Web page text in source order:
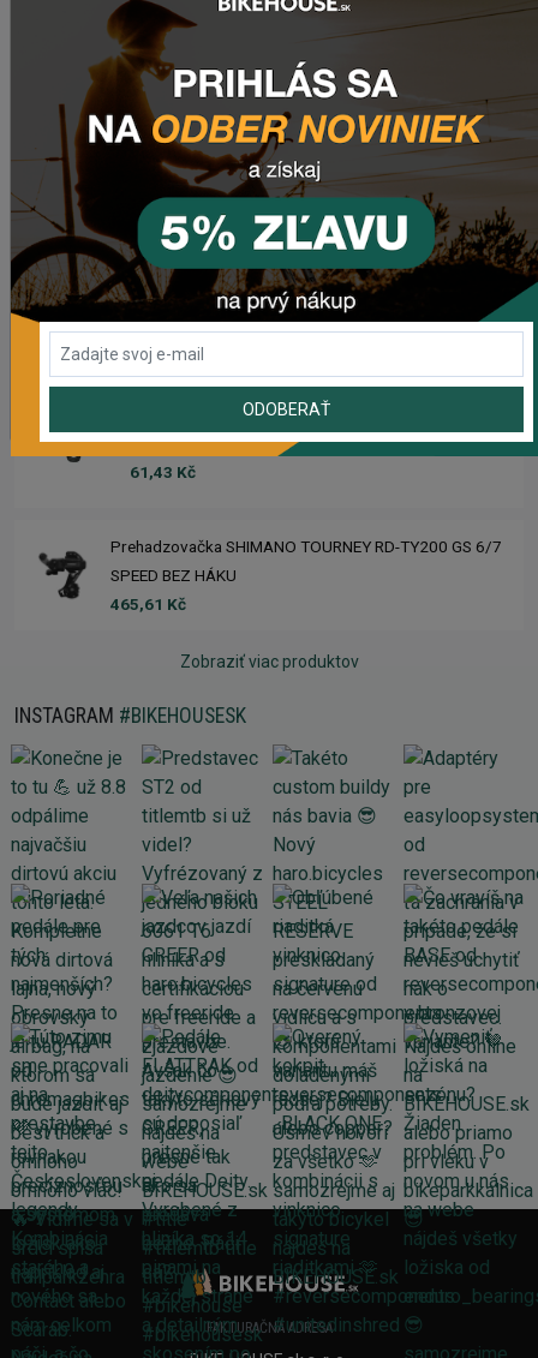
2 420,18 Kč
Zimušné Rukavice CHROMAG SIGNAL
1 104,44 Kč
Sedlo CHROMAG TRAILMASTER DT V2
2 223,62 Kč
Rebuild kit pedálov CHROMAG SYNTH
1 006,16 Kč
Náhradný gumový diel pre košík CRUSSIS YBC-01
61,43 Kč
Prehadzovačka SHIMANO TOURNEY RD-TY200 GS 6/7
SPEED BEZ HÁKU
465,61 Kč
Zobraziť viac produktov
INSTAGRAM #BIKEHOUSESK
FAKTURAČNÁ ADRESA
ODOBERAŤ